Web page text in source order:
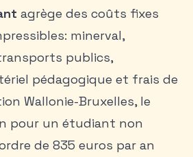
agrège des coûts fixes
minerval,
publics,
pédagogique et frais de
Wallonie-Bruxelles, le
pour un étudiant non
de 835 euros par an